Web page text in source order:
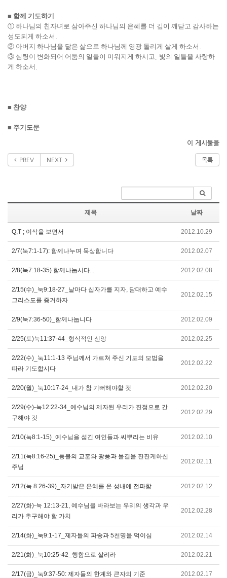
■ 함께 기도하기
① 하나님의 친자녀로 삼아주신 하나님의 은혜를 더 깊이 깨닫고 감사하는
성도되게 하소서
② 아버지 하나님을 닮은 삶으로 하나님께 영광 돌리게 살게 하소서
③ 심령이 변화되어 어둠의 일들이 미워지게 하시고
빛의 일들을 사랑하
게 하소서
■ 찬양
■ 주기도문
이 게시물을
PREV NEXT 목록
제목 날짜
Q,T ; 이삭을 보면서 2012.10.29
2/7(눅7:1-17): 함께나누며 묵상합니다 2012.02.07
2/8(눅7:18-35) 함께나눕시다... 2012.02.08
2/15(수)_눅9:18-27_날마다 십자가를 지자, 담대하고 예수
그리스도를 증거하자
2012.02.15
2/9(눅7:36-50)_함께나눕니다 2012.02.09
2/25(토)눅11:37-44_형식적인 신앙 2012.02.25
2/22(수)_눅11:1-13 주님께서 가르쳐 주신 기도의 모범을
따라 기도합시다
2012.02.22
2/20(월)_눅10:17-24_내가 참 기뻐해야할 것 2012.02.20
2/29(수)-눅12:22-34_예수님의 제자된 우리가 진정으로 간
구해야 것
2012.02.29
2/10(눅8:1-15)_예수님을 섬긴 여인들과 씨뿌리는 비유 2012.02.10
2/11(눅8:16-25)_등불의 교훈와 광풍과 물결을 잔잔케하신
주님
2012.02.11
2/12(눅 8:26-39)_자기받은 은혜를 온 성내에 전파함 2012.02.12
2/27(화)-눅 12:13-21, 예수님을 바라보는 우리의 생각과 우
리가 추구해야 할 가치
2012.02.28
2/14(화)_눅9:1-17_제자들의 파송과 5천명을 먹이심 2012.02.14
2/21(화)_눅10:25-42_행함으로 살리라 2012.02.21
2/17(금)_눅9:37-50: 제자들의 한계와 큰자의 기준 2012.02.17